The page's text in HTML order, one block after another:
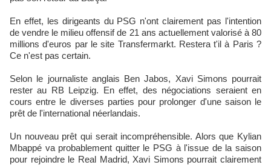
En effet, les dirigeants du PSG n'ont clairement pas l'intention
de vendre le milieu offensif de 21 ans actuellement valorisé à 80
millions d'euros par le site Transfermarkt. Restera t'il à Paris ?
Ce n'est pas certain.
Selon le journaliste anglais Ben Jabos, Xavi Simons pourrait
rester au RB Leipzig. En effet, des négociations seraient en
cours entre le diverses parties pour prolonger d'une saison le
prêt de l'international néerlandais.
Un nouveau prêt qui serait incompréhensible. Alors que Kylian
Mbappé va probablement quitter le PSG à l'issue de la saison
pour rejoindre le Real Madrid, Xavi Simons pourrait clairement